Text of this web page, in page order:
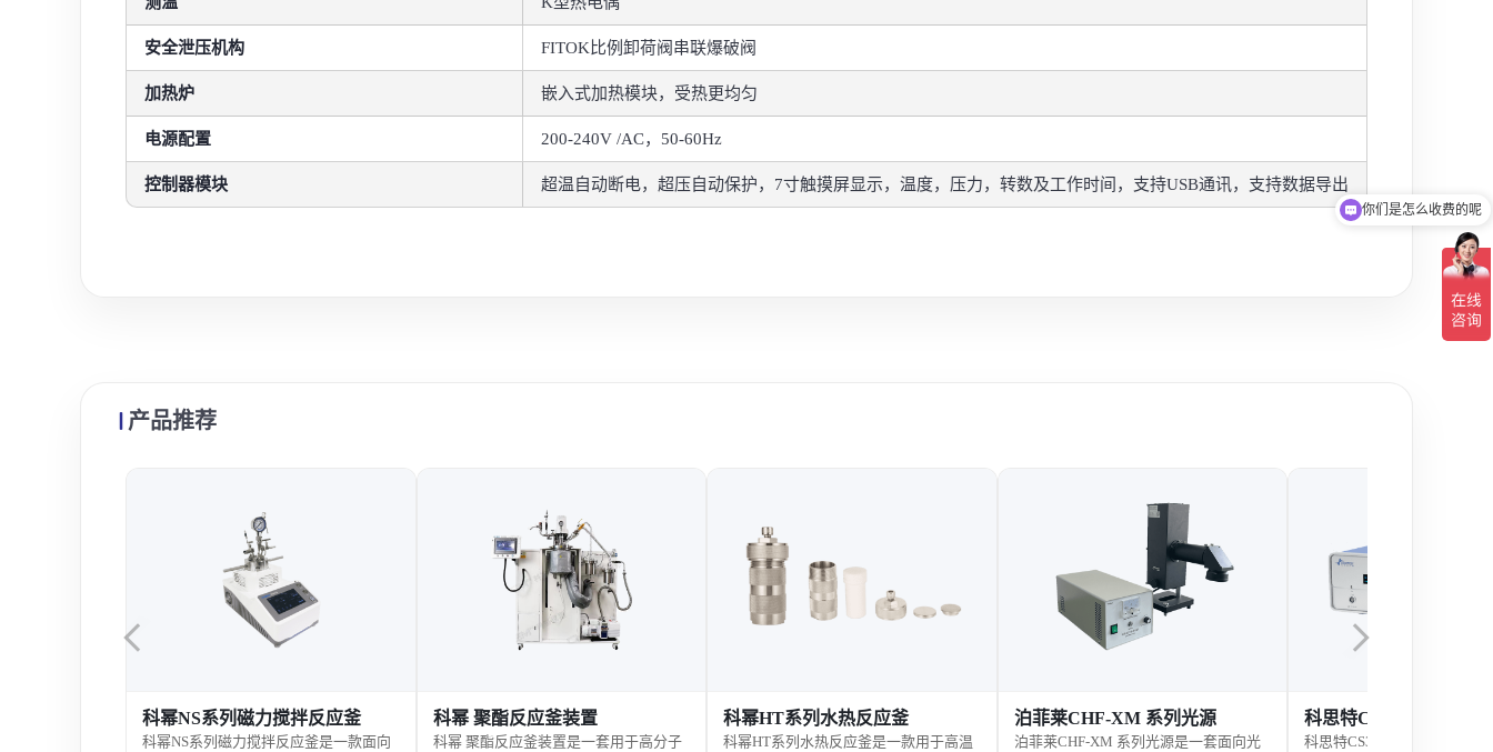
安全泄压机构 FITOK比例卸荷阀串联爆破阀
加热炉 嵌入式加热模块，受热更均匀
电源配置 200-240V /AC，50-60Hz
控制器模块 超温自动断电，超压自动保护，7寸触摸屏显示，温度，压力，转数及工作时间，支持USB通讯，支持数据导出
产品推荐
科幂 聚酯反应釜装置
科幂 聚酯反应釜装置是一套用于高分子
科幂HT系列水热反应釜
科幂HT系列水热反应釜是一款用于高温
泊菲莱CHF-XM 系列光源
泊菲莱CHF-XM 系列光源是一套面向光
科思特CS300M电化学工作站
科思特CS300M电化学工作站是一款集多
科思特CS2350M双恒电
科思特CS2350M双恒电位仪
你们是怎么收费的呢